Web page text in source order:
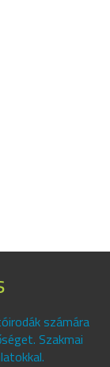
számára
Szakmai